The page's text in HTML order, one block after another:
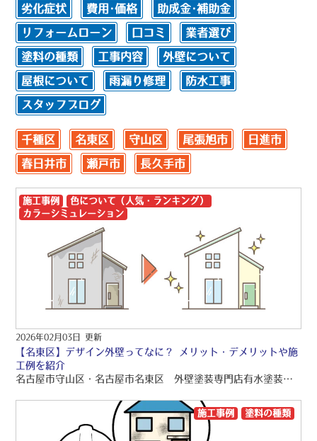
劣化症状 費用･価格 助成金･補助金
リフォームローン 口コミ 業者選び
塗料の種類 工事内容 外壁について
屋根について 雨漏り修理 防水工事
スタッフブログ
千種区 名東区 守山区 尾張旭市 日進市
春日井市 瀬戸市 長久手市
2026年02月03日 更新
【名東区】デザイン外壁ってなに？ メリット・デメリットや施
工例を紹介
名古屋市守山区・名古屋市名東区 外壁塗装専門店有水塗装店の外壁塗装ブログをお読みくださり、誠にありがとうございますo(〃＾▽＾〃)o 名古屋市守山区・名古屋市名東区を中心に、品質保証の外壁塗装・屋根塗装・雨漏り工事をご提供しております！！ 引き続きブログをお読みいただき、より良い外壁塗装・屋根塗装・雨漏り工事にして頂きたいです(/≧▽≦)/
施工事例
色について（人気・ランキング）
カラーシミュレーション
施工事例 塗料の種類